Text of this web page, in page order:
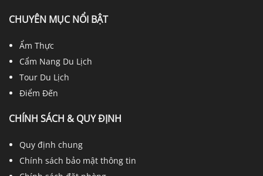
CHUYÊN MỤC NỔI BẬT
Ẩm Thực
Cẩm Nang Du Lịch
Tour Du Lịch
Điểm Đến
CHÍNH SÁCH & QUY ĐỊNH
Quy định chung
Chính sách bảo mật thông tin